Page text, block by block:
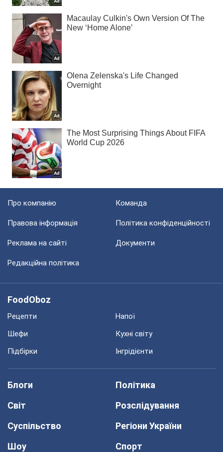
Про компанію Команда
Правова інформація Політика конфіденційності
Реклама на сайті Документи
Редакційна політика
FoodOboz
Рецепти
Напої
Шефи
Кухні світу
Підбірки
Інгрідієнти
Блоги
Політика
Світ
Розслідування
Суспільство
Регіони України
Шоу
Спорт